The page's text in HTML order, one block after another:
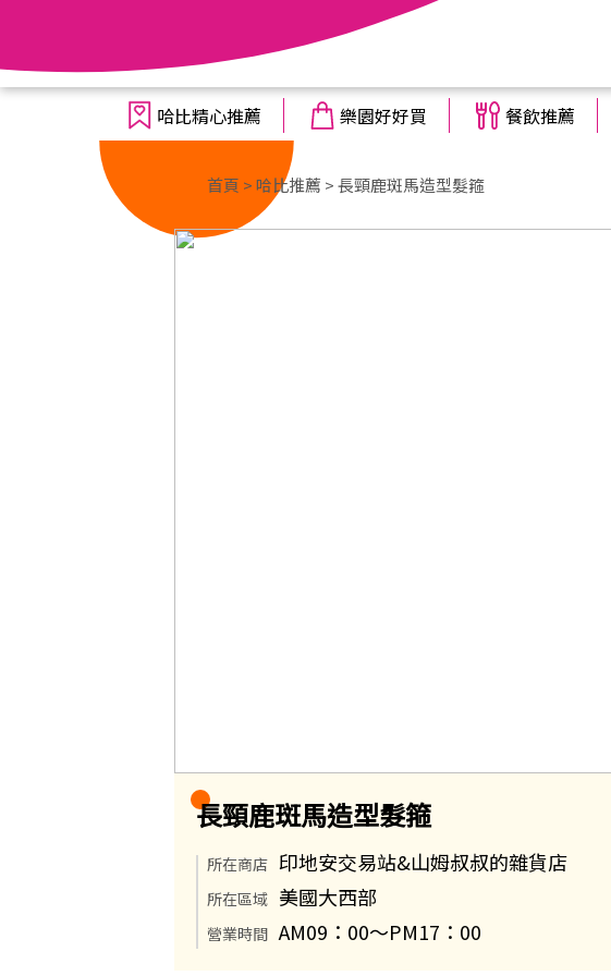
哈比精心推薦 樂園好好買 餐飲推薦
首頁 >哈比推薦 > 長頸鹿斑馬造型髮箍
長頸鹿斑馬造型髮箍
所在商店 印地安交易站&山姆叔叔的雜貨店
所在區域 美國大西部
營業時間 AM09：00～PM17：00